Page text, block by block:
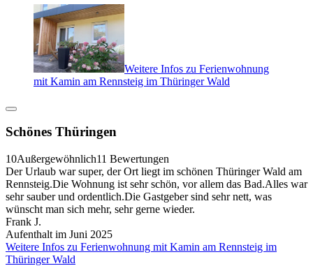
Weitere Infos zu Ferienwohnung
mit Kamin am Rennsteig im Thüringer Wald
Schönes Thüringen
10Außergewöhnlich11 Bewertungen
Der Urlaub war super, der Ort liegt im schönen Thüringer Wald am
Rennsteig.Die Wohnung ist sehr schön, vor allem das Bad.Alles war
sehr sauber und ordentlich.Die Gastgeber sind sehr nett, was
wünscht man sich mehr, sehr gerne wieder.
Frank J.
Aufenthalt im Juni 2025
Weitere Infos zu Ferienwohnung mit Kamin am Rennsteig im
Thüringer Wald